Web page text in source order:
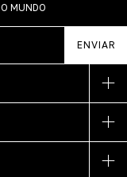
MUNDO